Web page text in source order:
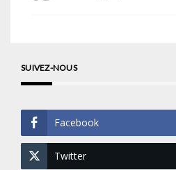
SUIVEZ-NOUS
Facebook
Twitter